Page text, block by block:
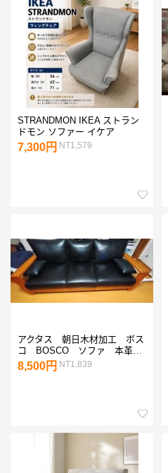
STRANDMON IKEA ストラン
ドモン ソファー イケア
7,300円 NT1,579
アクタス 朝日木材加工 ボス
コ BOSCO ソファ 本革ク
ッション 2個セット
8,500円 NT1,839